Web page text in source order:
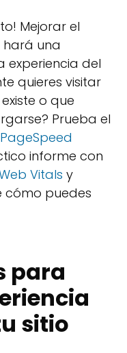
Mejorar el
hará una
experiencia del
quieres visitar
o que
Prueba el
PageSpeed
informe con
Vitals y
cómo puedes
para
sitio